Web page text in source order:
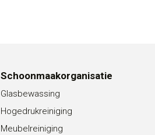
Schoonmaakorganisatie
Glasbewassing
Hogedrukreiniging
Meubelreiniging